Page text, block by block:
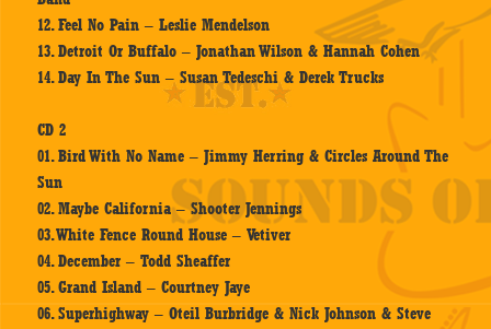
12. Feel No Pain – Leslie Mendelson
13. Detroit Or Buffalo – Jonathan Wilson & Hannah Cohen
14. Day In The Sun – Susan Tedeschi & Derek Trucks
CD 2
01. Bird With No Name – Jimmy Herring & Circles Around The
Sun
02. Maybe California – Shooter Jennings
03. White Fence Round House – Vetiver
04. December – Todd Sheaffer
05. Grand Island – Courtney Jaye
06. Superhighway – Oteil Burbridge & Nick Johnson & Steve